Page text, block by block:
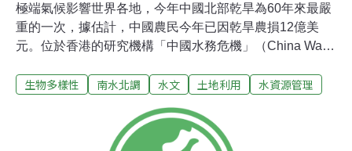
極端氣候影響世界各地，今年中國北部乾旱為60年來最嚴
重的一次，據估計，中國農民今年已因乾旱農損12億美
元。位於香港的研究機構「中國水務危機」（China Water
的人均水資源缺乏的程度，和以色列、約旦等國相近，中
620億美元（約新台幣1兆8600億元）的南水北調工程被認
為是世界上規模最大的基礎建設，但這項開發卻不被看
生物多樣性 南水北調 水文 土地利用 水資源管理